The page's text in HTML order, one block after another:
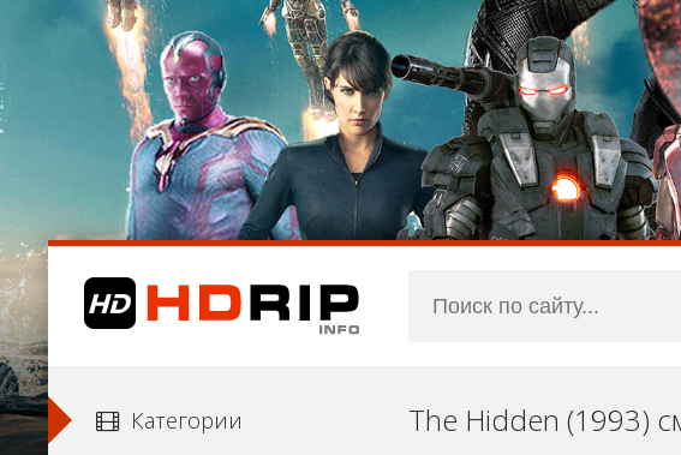
The Hidden (1993)
Категории